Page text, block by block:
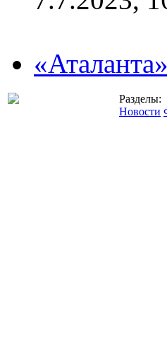
Разделы:
Новости